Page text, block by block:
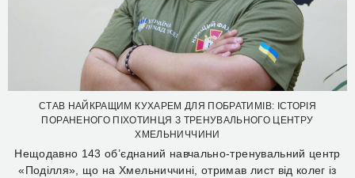
СТАВ НАЙКРАЩИМ КУХАРЕМ ДЛЯ ПОБРАТИМІВ: ІСТОРІЯ
ПОРАНЕНОГО ПІХОТИНЦЯ З ТРЕНУВАЛЬНОГО ЦЕНТРУ
ХМЕЛЬНИЧЧИНИ
Нещодавно 143 об’єднаний навчально-тренувальний центр
«Поділля», що на Хмельниччині, отримав лист від колег із